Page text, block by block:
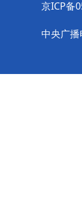
京ICP备
中央广